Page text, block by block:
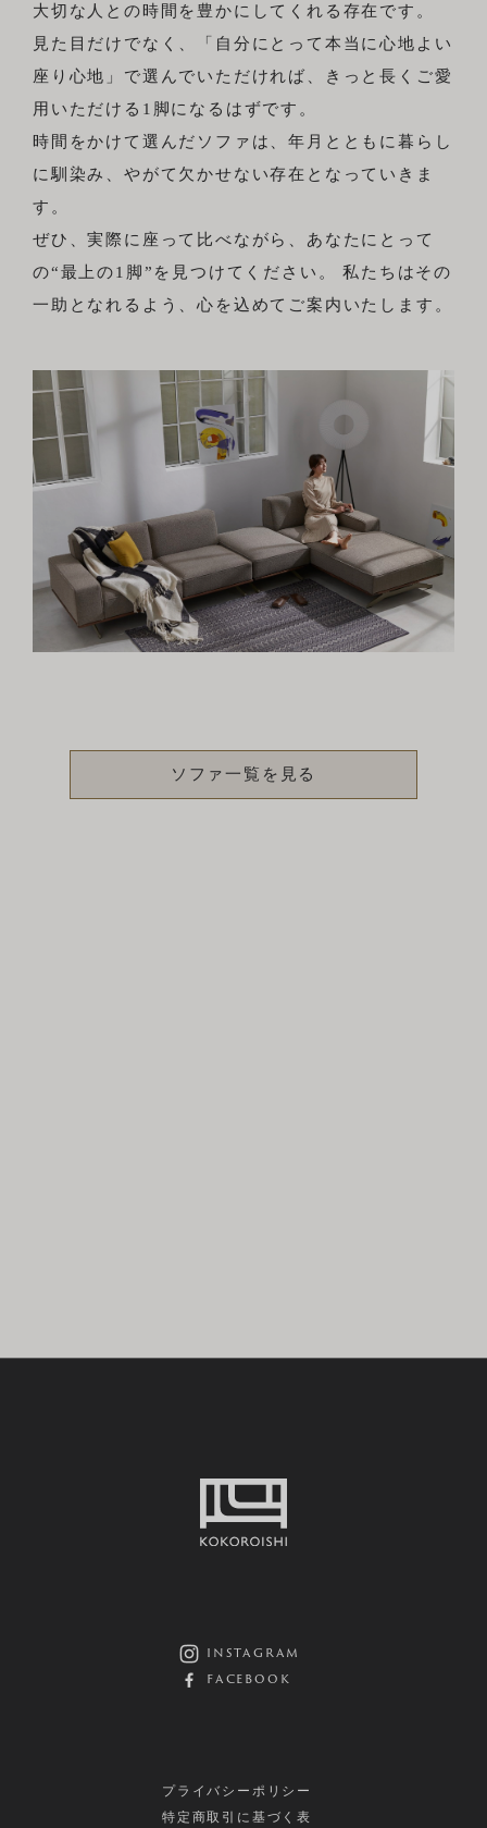
大切な人との時間を豊かにしてくれる存在です。
見た目だけでなく、「自分にとって本当に心地よい
座り心地」で選んでいただければ、きっと長くご愛
用いただける1脚になるはずです。
時間をかけて選んだソファは、年月とともに暮らし
に馴染み、やがて欠かせない存在となっていきま
す。
ぜひ、実際に座って比べながら、あなたにとって
の“最上の1脚”を見つけてください。 私たちはその
一助となれるよう、心を込めてご案内いたします。
ソファ一覧を見る
instagram
facebook
プライバシーポリシー
特定商取引に基づく表